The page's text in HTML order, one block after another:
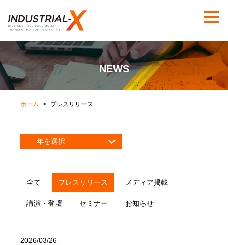
NEWS
ホーム プレスリリース
全て プレスリリース メディア掲載
講演・登壇 セミナー お知らせ
2026/03/26